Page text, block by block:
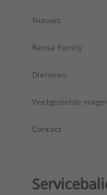
Nieuws
Rensa Family
Diensten
Veelgestelde
Contact